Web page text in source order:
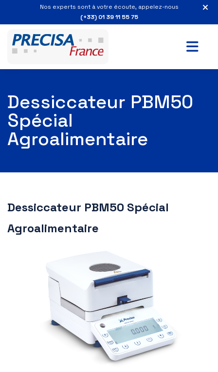
Nos experts sont à votre écoute, appelez-nous
(+33) 01 39 11 55 75
Dessiccateur PBM50
Spécial
Agroalimentaire
Dessiccateur PBM50 Spécial
Agroalimentaire